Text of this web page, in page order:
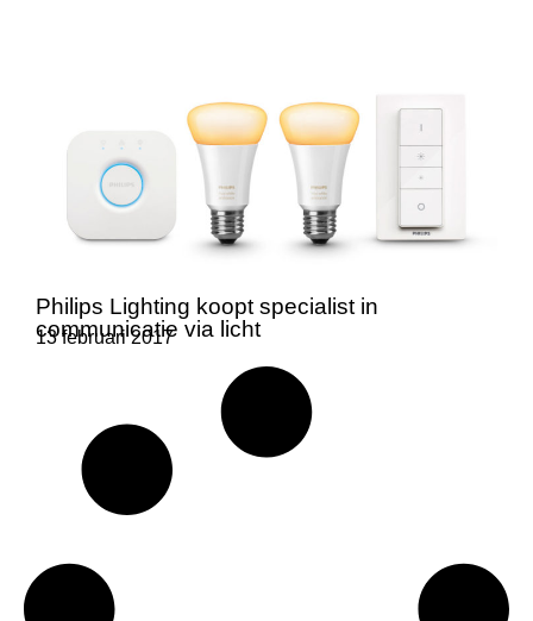
Philips Lighting koopt specialist in
communicatie via licht
13 februari 2017